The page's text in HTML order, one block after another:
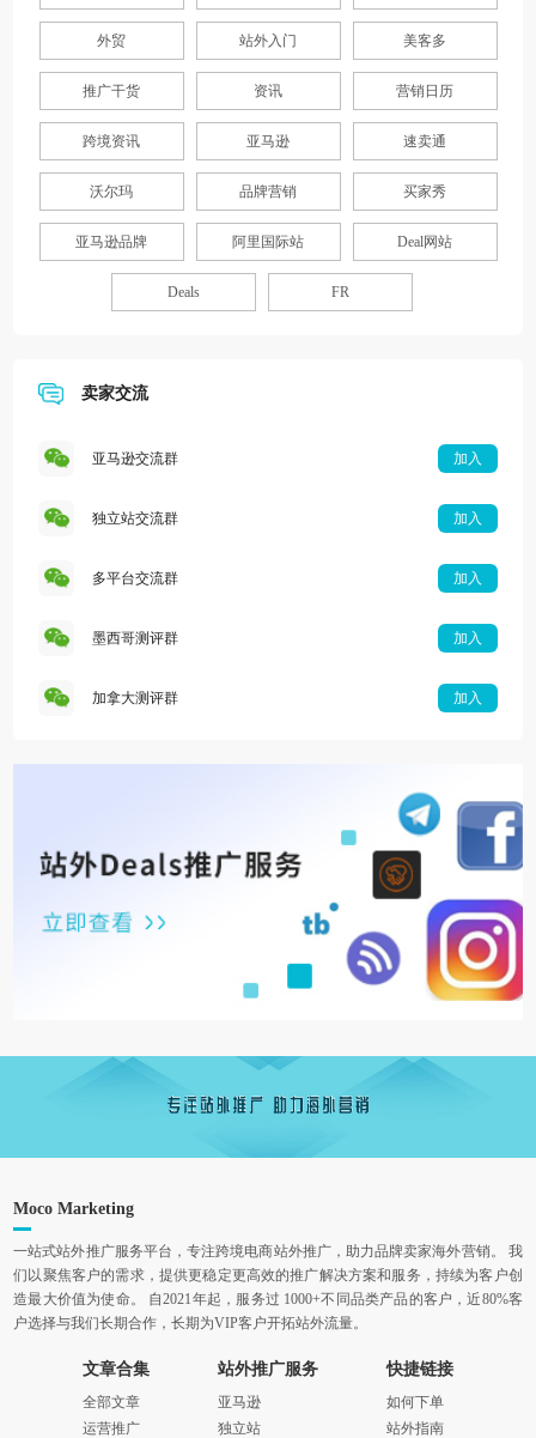
外贸 站外入门 美客多
推广干货 资讯 营销日历
跨境资讯 亚马逊 速卖通
沃尔玛 品牌营销 买家秀
亚马逊品牌 阿里国际站 Deal网站
Deals FR
卖家交流
亚马逊交流群 加入
独立站交流群 加入
多平台交流群 加入
墨西哥测评群 加入
加拿大测评群 加入
Moco Marketing
一站式站外推广服务平台，专注跨境电商站外推广，助力品牌卖家海外营销。 我
们以聚焦客户的需求，提供更稳定更高效的推广解决方案和服务，持续为客户创
造最大价值为使命。 自2021年起，服务过 1000+不同品类产品的客户，近80%客
户选择与我们长期合作，长期为VIP客户开拓站外流量。
文章合集
全部文章
运营推广
站外推广服务
亚马逊
独立站
快捷链接
如何下单
站外指南